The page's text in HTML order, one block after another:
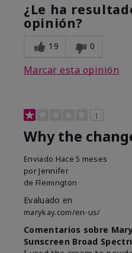
¿Le ha
opinión?
19 0
Marcar esta opinión
1
Why the
Enviado Hace 5 meses
por Jennifer
de Flemington
Evaluado en
marykay.com/en-us/
Comentarios sobre
Sunscreen Broad